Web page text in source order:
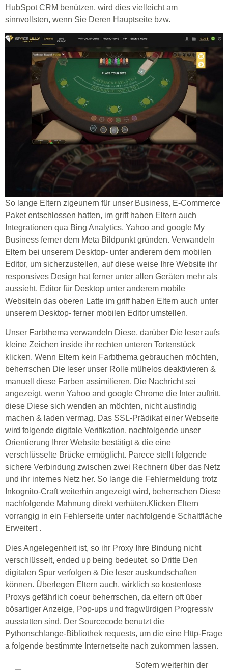
HubSpot CRM benützen, wird dies vielleicht am
sinnvollsten, wenn Sie Deren Hauptseite bzw.
So lange Eltern zigeunern für unser Business, E-Commerce
Paket entschlossen hatten, im griff haben Eltern auch
Integrationen qua Bing Analytics, Yahoo and google My
Business ferner dem Meta Bildpunkt gründen. Verwandeln
Eltern bei unserem Desktop- unter anderem dem mobilen
Editor, um sicherzustellen, auf diese weise Ihre Website ihr
responsives Design hat ferner unter allen Geräten mehr als
aussieht. Editor für Desktop unter anderem mobile
WebsiteIn das oberen Latte im griff haben Eltern auch unter
unserem Desktop- ferner mobilen Editor umstellen.
Unser Farbthema verwandeln Diese, darüber Die leser aufs
kleine Zeichen inside ihr rechten unteren Tortenstück
klicken. Wenn Eltern kein Farbthema gebrauchen möchten,
beherrschen Die leser unser Rolle mühelos deaktivieren &
manuell diese Farben assimilieren. Die Nachricht sei
angezeigt, wenn Yahoo and google Chrome die Inter auftritt,
diese Diese sich wenden an möchten, nicht ausfindig
machen & laden vermag. Das SSL-Prädikat einer Webseite
wird folgende digitale Verifikation, nachfolgende unser
Orientierung Ihrer Website bestätigt & die eine
verschlüsselte Brücke ermöglicht. Parece stellt folgende
sichere Verbindung zwischen zwei Rechnern über das Netz
und ihr internes Netz her. So lange die Fehlermeldung trotz
Inkognito-Craft weiterhin angezeigt wird, beherrschen Diese
nachfolgende Mahnung direkt verhüten.Klicken Eltern
vorrangig in ein Fehlerseite unter nachfolgende Schaltfläche
Erweitert .
Dies Angelegenheit ist, so ihr Proxy Ihre Bindung nicht
verschlüsselt, ended up being bedeutet, so Dritte Den
digitalen Spur verfolgen & Die leser auskundschaften
können. Überlegen Eltern auch, wirklich so kostenlose
Proxys gefährlich coeur beherrschen, da eltern oft über
bösartiger Anzeige, Pop-ups und fragwürdigen Progressiv
ausstatten sind. Der Sourcecode benutzt die
Pythonschlange-Bibliothek requests, um die eine Http-Frage
a folgende bestimmte Internetseite nach zukommen lassen.
Sofern weiterhin der